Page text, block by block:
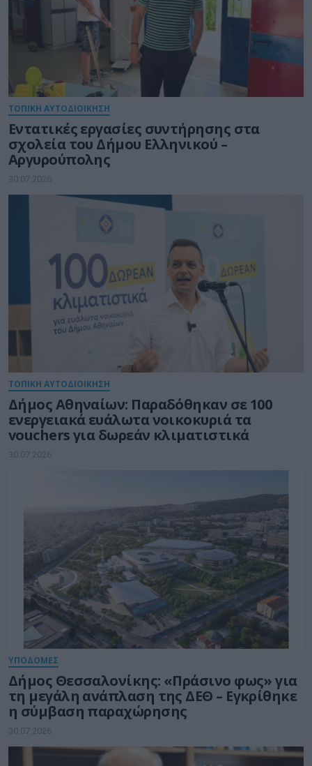
ΤΟΠΙΚΗ ΑΥΤΟΔΙΟΙΚΗΣΗ
Εντατικές εργασίες συντήρησης στα
σχολεία του Δήμου Ελληνικού –
Αργυρούπολης
30.07.2026
ΤΟΠΙΚΗ ΑΥΤΟΔΙΟΙΚΗΣΗ
Δήμος Αθηναίων: Παραδόθηκαν σε 100
ενεργειακά ευάλωτα νοικοκυριά τα
vouchers για δωρεάν κλιματιστικά
30.07.2026
ΥΠΟΔΟΜΕΣ
Δήμος Θεσσαλονίκης: «Πράσινο φως» για
τη μεγάλη ανάπλαση της ΔΕΘ – Εγκρίθηκε
η σύμβαση παραχώρησης
30.07.2026